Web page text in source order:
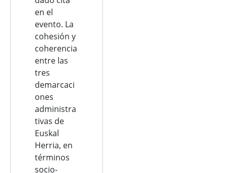
en el
evento. La
cohesión y
coherencia
entre las
tres
demarcaci
ones
administra
tivas de
Euskal
Herria, en
términos
socio-